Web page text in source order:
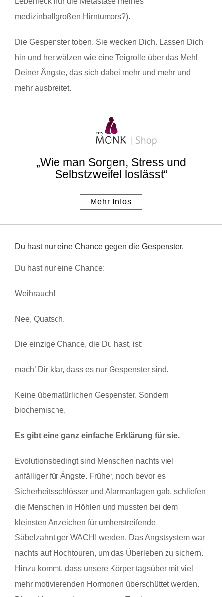
medizinballgroßen Hirntumors?).
Die Gespenster toben. Sie wecken Dich. Lassen Dich
hin und her wälzen wie eine Teigrolle über das Mehl
Deiner Ängste, das sich dabei mehr und mehr und
mehr ausbreitet.
„Wie man Sorgen, Stress und
Selbstzweifel loslässt“
Mehr Infos
Du hast nur eine Chance gegen die Gespenster.
Du hast nur eine Chance:
Weihrauch!
Nee, Quatsch.
Die einzige Chance, die Du hast, ist:
mach’ Dir klar, dass es nur Gespenster sind.
Keine übernatürlichen Gespenster. Sondern
biochemische.
Es gibt eine ganz einfache Erklärung für sie.
Evolutionsbedingt sind Menschen nachts viel
anfälliger für Ängste. Früher, noch bevor es
Sicherheitsschlösser und Alarmanlagen gab, schliefen
die Menschen in Höhlen und mussten bei dem
kleinsten Anzeichen für umherstreifende
Säbelzahntiger WACH! werden. Das Angstsystem war
nachts auf Hochtouren, um das Überleben zu sichern.
Hinzu kommt, dass unsere Körper tagsüber mit viel
mehr motivierenden Hormonen überschüttet werden.